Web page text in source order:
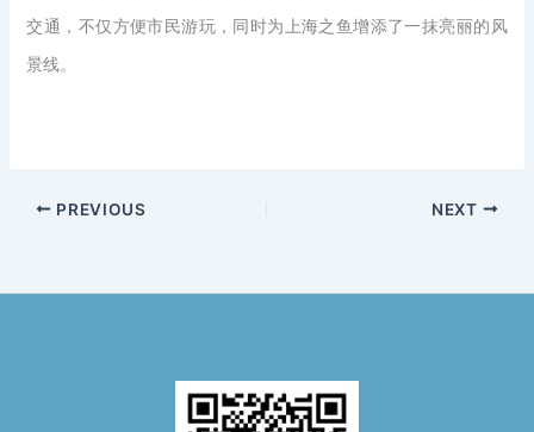
交通，不仅方便市民游玩，同时为上海之鱼增添了一抹亮丽的风
景线。
PREVIOUS NEXT